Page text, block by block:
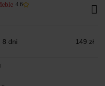
4.6
8 dni 149 zł